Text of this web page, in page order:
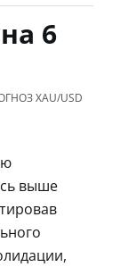
6
XAU/USD
выше